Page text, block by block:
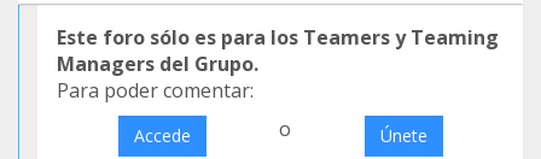
Este foro sólo es para los Teamers y Teaming
Managers del Grupo.
Para poder comentar:
Accede o Únete